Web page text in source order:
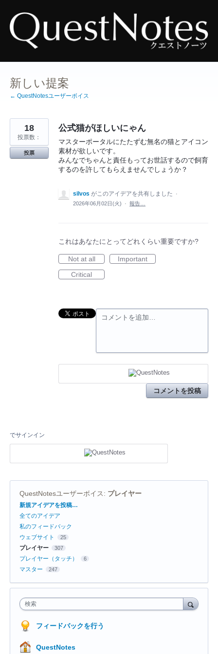
ン
テ
ン
ツ
新しい提案
← QuestNotesユーザーボイス
公式猫がほしいにゃん
マスターポータルにたたずむ無名の猫とアイコン
素材が欲しいです。
みんなでちゃんと責任もってお世話するので飼育
するのを許してもらえませんでしょうか？
18
投票数：
投票
silvos がこのアイデアを共有しました
·
2026年06月02日(火)
· 報告…
これはあなたにとってどれくらい重要ですか?
Not at all
Important
Critical
コメントを追加…
コメントを投稿
でサインイン
QuestNotesユーザーボイス: プレイヤー
カ
ゴ
リ
新規アイデアを投稿…
全てのアイデア
私のフィードバック
ウェブサイト
25
プレイヤー 307
プレイヤー（タッチ） 6
マスター 247
検索
フィードバックを行う
QuestNotes